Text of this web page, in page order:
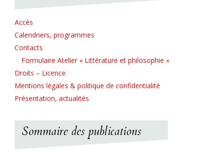
Accès
Calendriers, programmes
Contacts
Formulaire Atelier « Littérature et philosophie »
Droits – Licence
Mentions légales & politique de confidentialité
Présentation, actualités
Sommaire des publications